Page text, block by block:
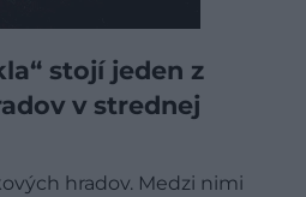
stojí jeden z
v strednej
hradov. Medzi nimi